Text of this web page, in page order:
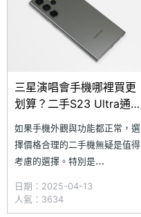
三星演唱會手機哪裡買更
划算？二手S23 Ultra通
路購機最高省2萬
4(2025.4)
如果手機外觀與功能都正常，選
擇價格合理的二手機無疑是值得
考慮的選擇。特別是
的 Galaxy S23 Ultra，更是在
2024 年被《SOGI 手機王》網
日期：2025-04-13
人氣：3634